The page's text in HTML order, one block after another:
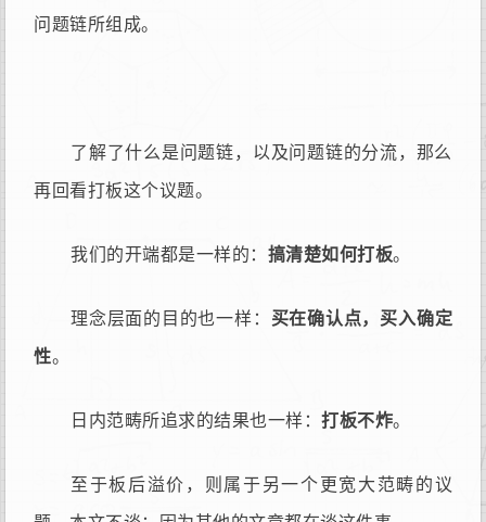
问题链所组成。
了解了什么是问题链，以及问题链的分流，那么
再回看打板这个议题。
我们的开端都是一样的： 搞清楚如何打板。
理念层面的目的也一样： 买在确认点，买入确定
性。
日内范畴所追求的结果也一样： 打板不炸。
至于板后溢价，则属于另一个更宽大范畴的议